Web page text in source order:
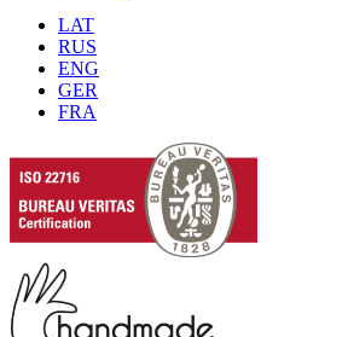
LAT
RUS
ENG
GER
FRA